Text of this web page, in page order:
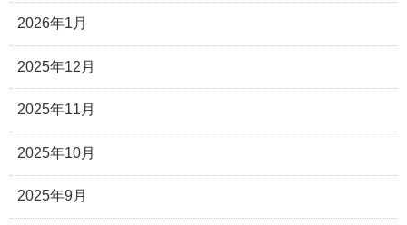
2026年1月
2025年12月
2025年11月
2025年10月
2025年9月